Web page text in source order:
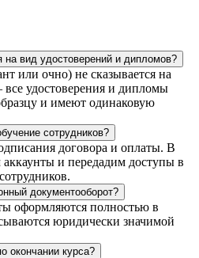
вид удостоверений и дипломов?
или очно) не сказывается на
удостоверения и дипломы
и имеют одинаковую
сотрудников?
договора и оплаты. В
и передадим доступы в
документооборот?
оформляются полностью в
юридически значимой
окончании курса?